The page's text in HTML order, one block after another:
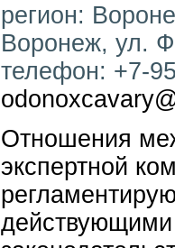
регион:
Воронеж, ул.
телефон: +7-
Отношения
экспертной